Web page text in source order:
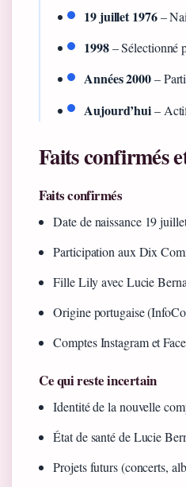
19 juillet 1976–
1998– Sélectionné
Années 2000–
Aujourd’hui–
Faits confirmés
Faits confirmés
Date de naissance 19
Participation aux Dix
Fille Lily avec Lucie
Origine portugaise
Comptes Instagram et
Ce qui reste incertain
Identité de la nouvelle
État de santé de Lucie
Projets futurs (concerts,